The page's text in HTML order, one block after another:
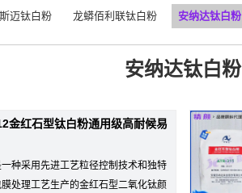
迈钛白粉 龙蟒佰利联钛白粉 安纳达钛白粉
安纳达钛白粉
金红石型钛白粉通用级高耐候易
种采用先进工艺粒径控制技术和独特
处理工艺生产的金红石型二氧化钛颜